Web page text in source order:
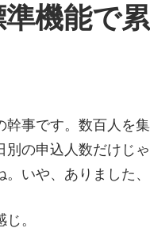
機能で
幹事です。数百人を
別の申込人数だけじ
。いや、ありました、
。